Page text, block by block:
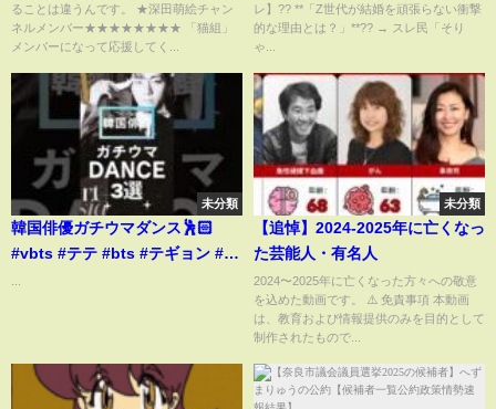
ワケ 【#WiLL】 【深田萌絵
TV】
ることは違うんです。 ★深田萌絵チャン
ネルメンバー★★★★★★★★ 「猫組」
メンバーになって応援してく...
捨てた女さん再来し大暴れ
www【ゆっくり解説】
レ】?? **「Z世代が結婚を頑張らない衝撃
的な理由とは？」**?? → スレ民「そり
ゃ...
未分類
韓国俳優ガチウマダンス🕺🏻
#vbts #テテ #bts #テギョン #ジ
未分類
【追悼】2024-2025年に亡くなっ
た芸能人・有名人
2024〜2025年に亡くなった方々への敬意
を込めた動画です。 ⚠️ 免責事項 本動画
は、教育および情報提供のみを目的として
制作されたもので...